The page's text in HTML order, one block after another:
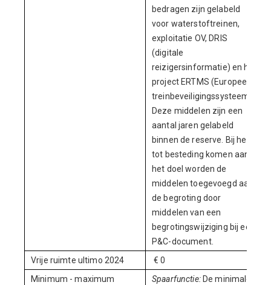
bedragen zijn gelabeld
voor waterstoftreinen,
exploitatie OV, DRIS
(digitale
reizigersinformatie) en het
project ERTMS (Europees
treinbeveiligingssysteem).
Deze middelen zijn een
aantal jaren gelabeld
binnen de reserve. Bij het
tot besteding komen aan
het doel worden de
middelen toegevoegd aan
de begroting door
middelen van een
begrotingswijziging bij een
P&C-document.
Vrije ruimte ultimo 2024
€ 0
Minimum - maximum
Spaarfunctie: De minimale